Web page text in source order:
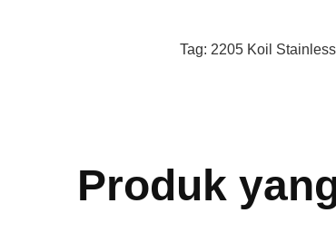
Tag: 2205 Koil
Produk